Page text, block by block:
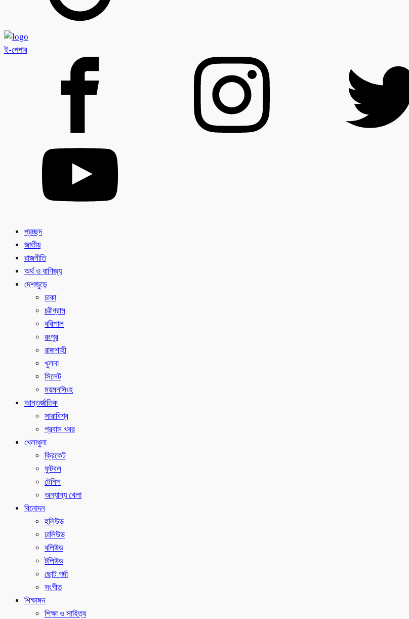
ই-পেপার
প্রচ্ছদ
জাতীয়
রাজনীতি
অর্থ ও বাণিজ্য
দেশজুড়ে
ঢাকা
চট্টগ্রাম
বরিশাল
রংপুর
রাজশাহী
খুলনা
সিলেট
ময়মনসিংহ
আন্তর্জাতিক
সারাবিশ্ব
প্রবাস খবর
খেলাধুলা
ক্রিকেট
ফুটবল
টেনিস
অন্যান্য খেলা
বিনোদন
হলিউড
ঢালিউড
বলিউড
টলিউড
ছোট পর্দা
সংগীত
শিক্ষাঙ্গন
শিক্ষা ও সাহিত্য